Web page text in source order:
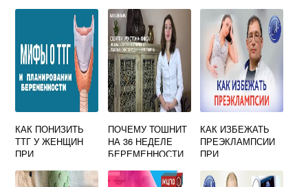
ЕСТЬ МАМЕ?
КЕСАРЕВА
КАК ПОНИЗИТЬ
ТТГ У ЖЕНЩИН
ПРИ
БЕРЕМЕННОСТИ
ПОЧЕМУ ТОШНИТ
НА 36 НЕДЕЛЕ
БЕРЕМЕННОСТИ
КАК ИЗБЕЖАТЬ
ПРЕЭКЛАМПСИИ
ПРИ